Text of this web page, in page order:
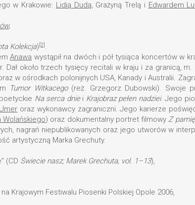
w Krakowie: Lidią Dudą, Grażyną Trelą i Edwardem
;
Kolekcja) [2] .
Anawa wystąpił na dwóch i pół tysiąca koncertów w
około trzech tysięcy recitali w kraju i za granicą, m.
w ośrodkach polonijnych USA, Kanady i Australii.
Tumor Witkacego(reż. Grzegorz Dubowski). Swoje
Na serca dniei Krajobraz pełen nadziei. Jego
oraz wykonawcy zagraniczni. Jego karierze
Wolańskiego) oraz dokumentalny portret filmowyZ
nagrań niepublikowanych oraz jego utworów w
artystyczną Marka Grechuty.
(CD Świecie nasz; Marek Grechuta, vol. 1–13),
Krajowym Festiwalu Piosenki Polskiej Opole 2006,